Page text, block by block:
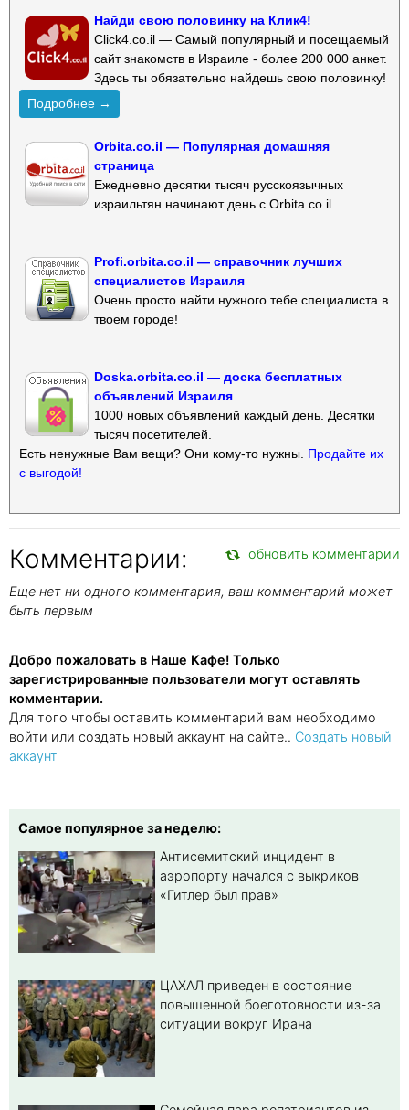
Найди свою половинку на Клик4!
Click4.co.il — Самый популярный и посещаемый
сайт знакомств в Израиле - более 200 000 анкет.
Здесь ты обязательно найдешь свою половинку!
Подробнее →
Orbita.co.il — Популярная домашняя
страница
Ежедневно десятки тысяч русскоязычных
израильтян начинают день с Orbita.co.il
Profi.orbita.co.il — справочник лучших
специалистов Израиля
Очень просто найти нужного тебе специалиста в
твоем городе!
Doska.orbita.co.il — доска бесплатных
объявлений Израиля
1000 новых объявлений каждый день. Десятки
тысяч посетителей.
Есть ненужные Вам вещи? Они кому-то нужны. Продайте их
с выгодой!
Комментарии: обновить комментарии
Еще нет ни одного комментария, ваш комментарий может
быть первым
Добро пожаловать в Наше Кафе! Только
зарегистрированные пользователи могут оставлять
комментарии.
Для того чтобы оставить комментарий вам необходимо
войти или создать новый аккаунт на сайте.. Создать новый
аккаунт
Самое популярное за неделю:
Антисемитский инцидент в
аэропорту начался с выкриков
«Гитлер был прав»
ЦАХАЛ приведен в состояние
повышенной боеготовности из-за
ситуации вокруг Ирана